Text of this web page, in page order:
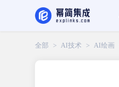
全部 > AI技术 > AI绘画